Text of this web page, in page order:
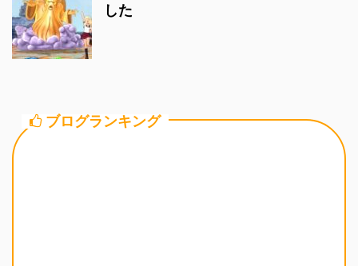
した
ブログランキング